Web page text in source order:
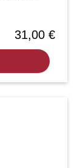
31,00 €